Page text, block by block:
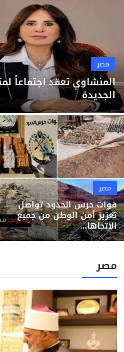
منوعات
مصر
المنشاوي تعقد اجتماعاً
الجديدة
مصر
قوات حرس الحدود تواصل
تعزيز أمن الوطن من جميع
الاتجاها...
مصر